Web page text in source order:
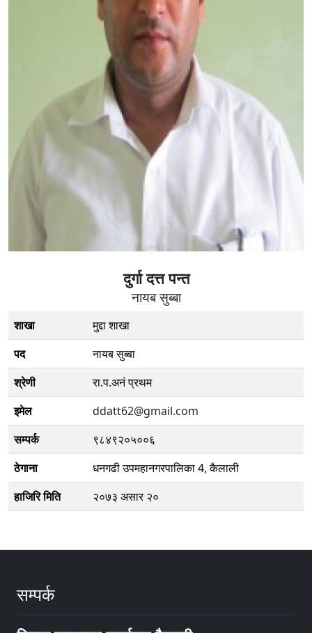
दुर्गा दत्त पन्त
नायब सुब्बा
शाखा
मुद्दा शाखा
पद
नायब सुब्बा
श्रेणी
रा.प.अनं प्रथम
इमेल
ddatt62@gmail.com
सम्पर्क
९८४९२०५००६
ठेगाना
धनगढी उपमहानगरपालिका 4, कैलाली
हाजिरि मिति
२०७३ असार २०
सम्पर्क